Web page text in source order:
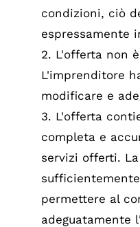
condizioni, ciò
espressamente
2. L'offerta non
L'imprenditore
modificare e
3. L'offerta
completa e
servizi offerti.
permettere al
adeguatamente